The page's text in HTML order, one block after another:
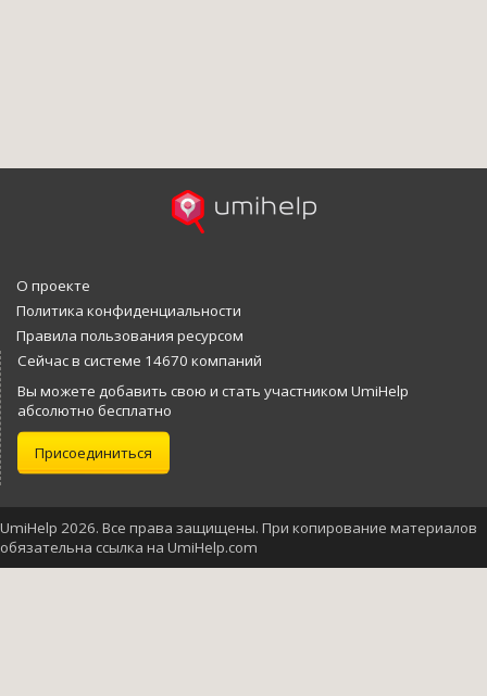
О проекте
Политика конфиденциальности
Правила пользования ресурсом
Сейчас в системе 14670 компаний
Вы можете добавить свою и стать участником UmiHelp
абсолютно бесплатно
Присоединиться
UmiHelp 2026. Все права защищены. При копирование материалов
обязательна ссылка на UmiHelp.com